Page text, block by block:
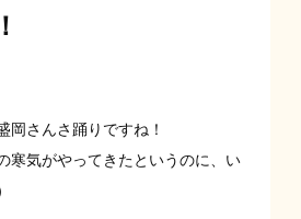
岡さんさ踊りですね！
寒気がやってきたというのに、い